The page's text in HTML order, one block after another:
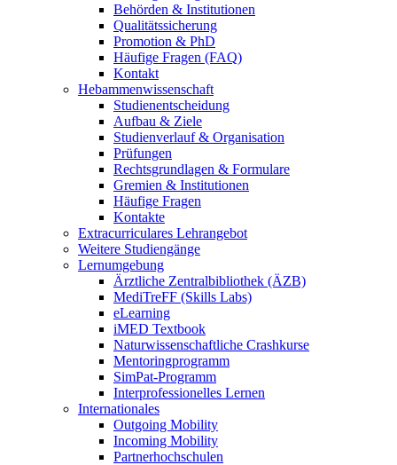
Behörden & Institutionen
Qualitätssicherung
Promotion & PhD
Häufige Fragen (FAQ)
Kontakt
Hebammenwissenschaft
Studienentscheidung
Aufbau & Ziele
Studienverlauf & Organisation
Prüfungen
Rechtsgrundlagen & Formulare
Gremien & Institutionen
Häufige Fragen
Kontakte
Extracurriculares Lehrangebot
Weitere Studiengänge
Lernumgebung
Ärztliche Zentralbibliothek (ÄZB)
MediTreFF (Skills Labs)
eLearning
iMED Textbook
Naturwissenschaftliche Crashkurse
Mentoringprogramm
SimPat-Programm
Interprofessionelles Lernen
Internationales
Outgoing Mobility
Incoming Mobility
Partnerhochschulen